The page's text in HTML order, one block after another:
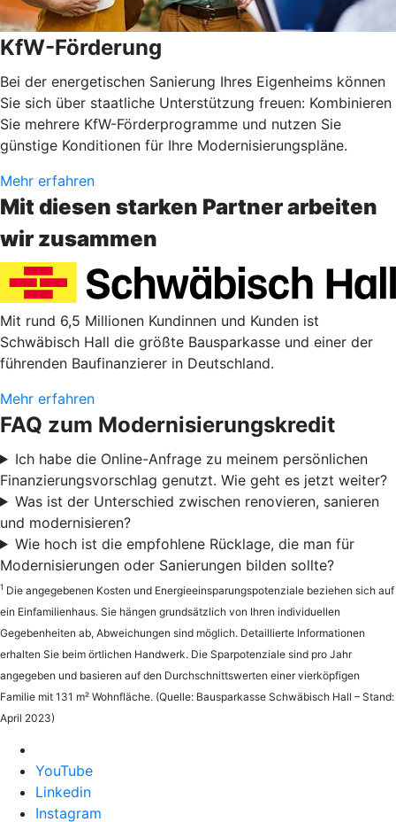
KfW-Förderung
Bei der energetischen Sanierung Ihres Eigenheims können
Sie sich über staatliche Unterstützung freuen: Kombinieren
Sie mehrere KfW-Förderprogramme und nutzen Sie
günstige Konditionen für Ihre Modernisierungspläne.
Mehr erfahren
Mit diesen starken Partner arbeiten
wir zusammen
Mit rund 6,5 Millionen Kundinnen und Kunden ist
Schwäbisch Hall die größte Bausparkasse und einer der
führenden Baufinanzierer in Deutschland.
Mehr erfahren
FAQ zum Modernisierungskredit
Ich habe die Online-Anfrage zu meinem persönlichen
Finanzierungsvorschlag genutzt. Wie geht es jetzt weiter?
Was ist der Unterschied zwischen renovieren, sanieren
und modernisieren?
Wie hoch ist die empfohlene Rücklage, die man für
Modernisierungen oder Sanierungen bilden sollte?
1 Die angegebenen Kosten und Energieeinsparungspotenziale beziehen sich auf
ein Einfamilienhaus. Sie hängen grundsätzlich von Ihren individuellen
Gegebenheiten ab, Abweichungen sind möglich. Detaillierte Informationen
erhalten Sie beim örtlichen Handwerk. Die Sparpotenziale sind pro Jahr
angegeben und basieren auf den Durchschnittswerten einer vierköpfigen
Familie mit 131 m² Wohnfläche. (Quelle: Bausparkasse Schwäbisch Hall – Stand:
April 2023)
YouTube
Linkedin
Instagram